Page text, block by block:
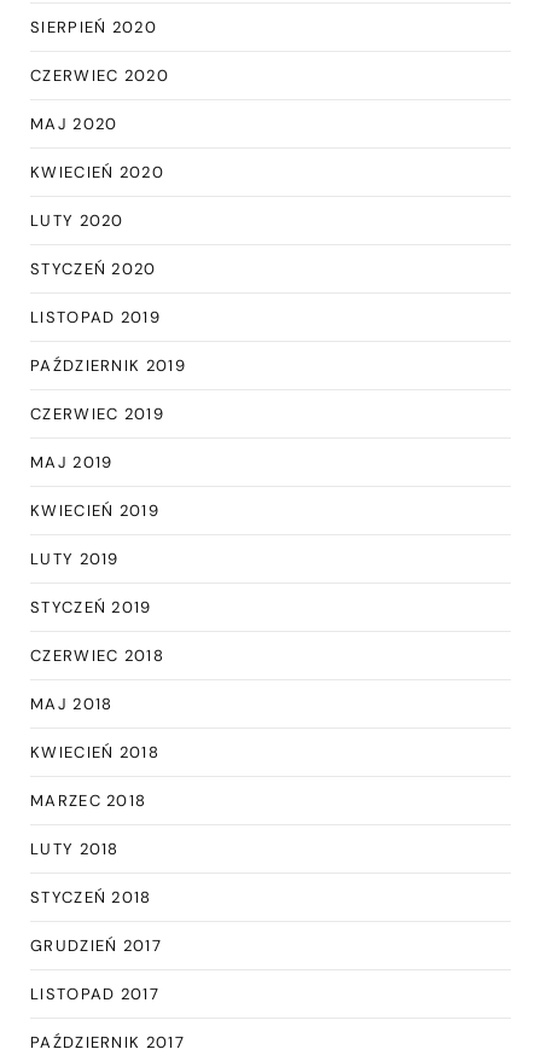
SIERPIEŃ 2020
CZERWIEC 2020
MAJ 2020
KWIECIEŃ 2020
LUTY 2020
STYCZEŃ 2020
LISTOPAD 2019
PAŹDZIERNIK 2019
CZERWIEC 2019
MAJ 2019
KWIECIEŃ 2019
LUTY 2019
STYCZEŃ 2019
CZERWIEC 2018
MAJ 2018
KWIECIEŃ 2018
MARZEC 2018
LUTY 2018
STYCZEŃ 2018
GRUDZIEŃ 2017
LISTOPAD 2017
PAŹDZIERNIK 2017